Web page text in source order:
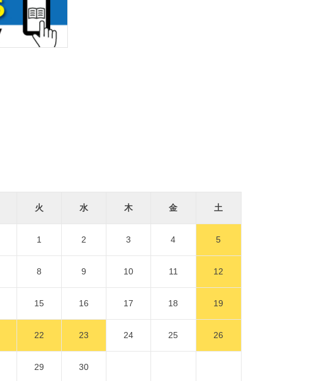
火 水 木 金 土
1 2 3 4 5
8 9 10 11 12
15 16 17 18 19
22 23 24 25 26
29 30